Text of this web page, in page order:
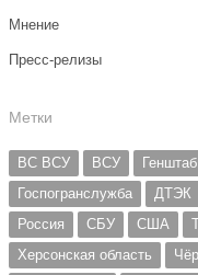
Мнение
Пресс-релизы
Метки
ВС ВСУ ВСУ
Госпогранслужба
ДТЭК
Россия
СБУ США
Херсонская область